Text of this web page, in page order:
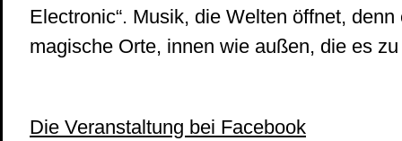
Electronic“. Musik, die Welten öffnet,
magische Orte, innen wie außen, die es
Die Veranstaltung bei Facebook